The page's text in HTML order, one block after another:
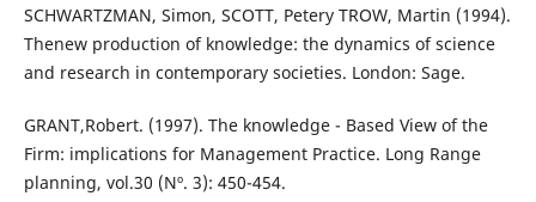
SCHWARTZMAN, Simon, SCOTT, Petery TROW, Martin (1994).
Thenew production of knowledge: the dynamics of science
and research in contemporary societies. London: Sage.
GRANT,Robert. (1997). The knowledge - Based View of the
Firm: implications for Management Practice. Long Range
planning, vol.30 (Nº. 3): 450-454.